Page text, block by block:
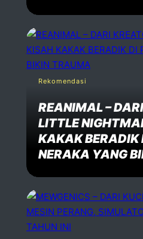
Rekomendasi
REANIMAL –
LITTLE
KAKAK BERADIK
NERAKA YANG